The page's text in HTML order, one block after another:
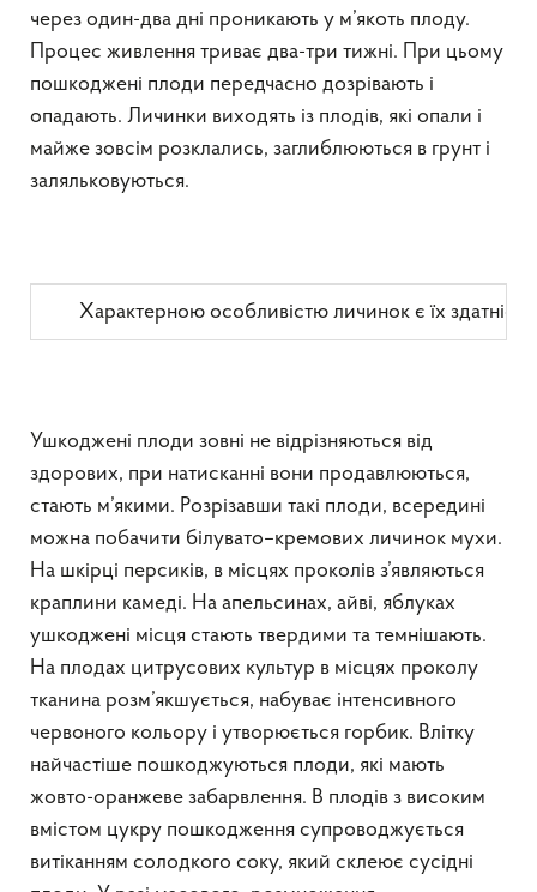
через один-два дні проникають у м’якоть плоду.
Процес живлення триває два-три тижні. При цьому
пошкоджені плоди передчасно дозрівають і
опадають. Личинки виходять із плодів, які опали і
майже зовсім розклались, заглиблюються в грунт і
заляльковуються.
Характерною особливістю личинок є їх здатність
Ушкоджені плоди зовні не відрізняються від
здорових, при натисканні вони продавлюються,
стають м’якими. Розрізавши такі плоди, всередині
можна побачити білувато–кремових личинок мухи.
На шкірці персиків, в місцях проколів з’являються
краплини камеді. На апельсинах, айві, яблуках
ушкоджені місця стають твердими та темнішають.
На плодах цитрусових культур в місцях проколу
тканина розм’якшується, набуває інтенсивного
червоного кольору і утворюється горбик. Влітку
найчастіше пошкоджуються плоди, які мають
жовто-оранжеве забарвлення. В плодів з високим
вмістом цукру пошкодження супроводжується
витіканням солодкого соку, який склеює сусідні